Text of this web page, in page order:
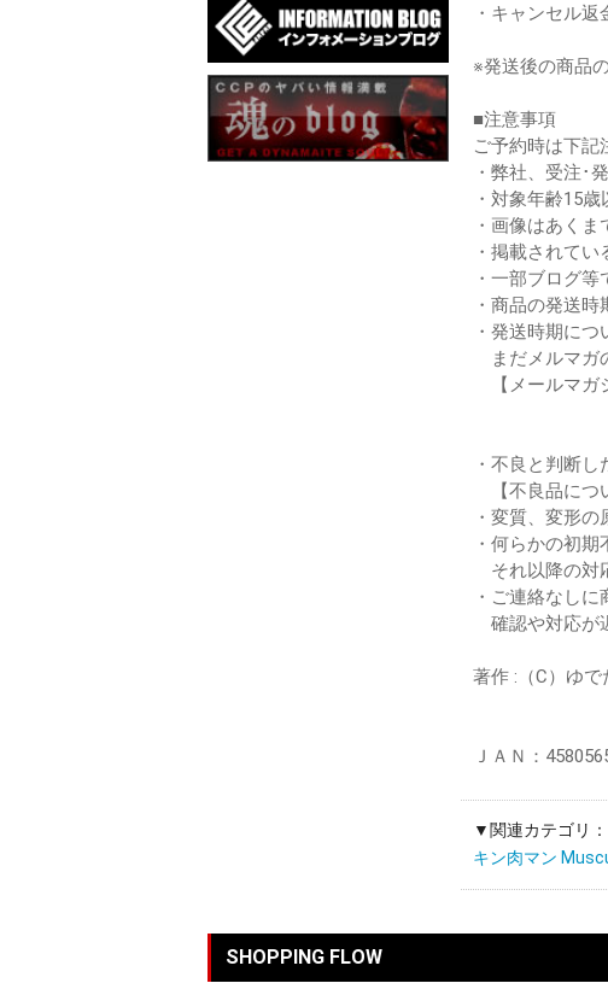
・キャンセル
※発送後の商品
■注意事項
ご予約時は下記
・弊社、受注･
・対象年齢15歳
・画像はあく
・掲載されて
・一部ブログ
・商品の発送
・発送時期に
まだメルマガ
【メールマガ
・不良と判断
【不良品につ
・変質、変形
・何らかの初
それ以降の対
・ご連絡なし
確認や対応が
著作 :（C）ゆで
ＪＡＮ：
▼関連カテゴリ：
キン肉マン
SHOPPING FLOW